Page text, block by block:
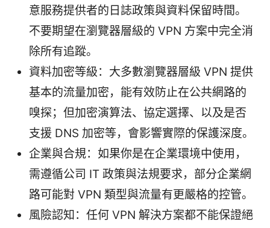
意服務提供者的日誌政策與資料保留時間。
不要期望在瀏覽器層級的 VPN 方案中完全消
除所有追蹤。
資料加密等級：大多數瀏覽器層級 VPN 提供
基本的流量加密，能有效防止在公共網路的
嗅探；但加密演算法、協定選擇、以及是否
支援 DNS 加密等，會影響實際的保護深度。
企業與合規：如果你是在企業環境中使用，
需遵循公司 IT 政策與法規要求，部分企業網
路可能對 VPN 類型與流量有更嚴格的控管。
風險認知：任何 VPN 解決方案都不能保證絕